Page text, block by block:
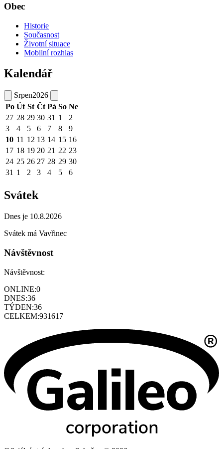
Obec
Historie
Současnost
Životní situace
Mobilní rozhlas
Kalendář
Srpen2026
Po Út St Čt Pá So Ne
27 28 29 30 31 1
2
3
4 5 6 7 8
9
10 11 12 13 14 15 16
17 18 19 20 21 22 23
24 25 26 27 28 29 30
31 1 2 3 4 5 6
Svátek
Dnes je 10.8.2026
Svátek má Vavřinec
Návštěvnost
Návštěvnost:
ONLINE:0
DNES:36
TÝDEN:36
CELKEM:931617